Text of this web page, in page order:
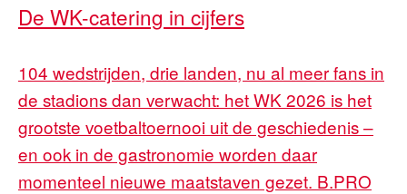
De WK-catering in cijfers
104 wedstrijden, drie landen, nu al meer fans in
de stadions dan verwacht: het WK 2026 is het
grootste voetbaltoernooi uit de geschiedenis –
en ook in de gastronomie worden daar
momenteel nieuwe maatstaven gezet. B.PRO